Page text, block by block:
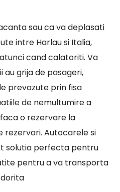
sau ca va deplasati
intre Harlau si Italia,
cand calatoriti. Va
au grija de pasageri,
prevazute prin fisa
de nemultumire a
o rezervare la
Autocarele si
solutia perfecta pentru
pentru a va transporta